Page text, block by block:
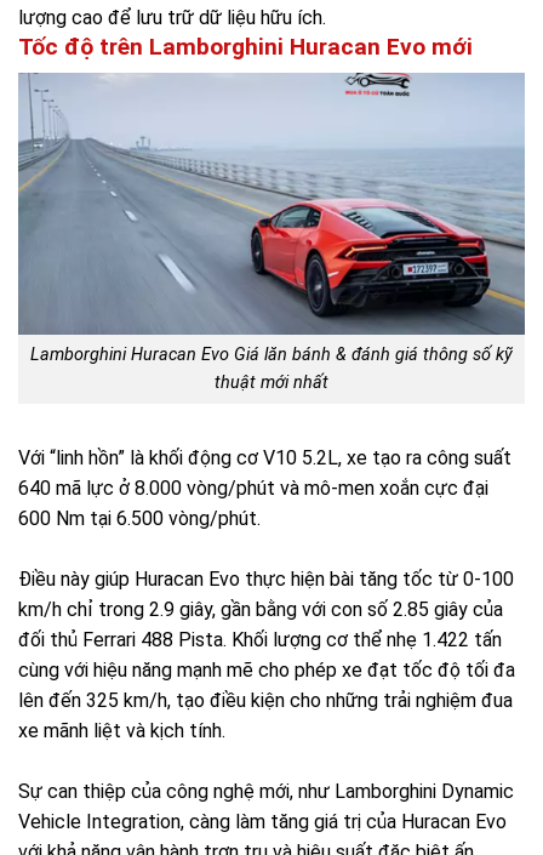
lượng cao để lưu trữ dữ liệu hữu ích.
Tốc độ trên Lamborghini Huracan Evo mới
Lamborghini Huracan Evo Giá lăn bánh & đánh giá thông số kỹ
thuật mới nhất
Với “linh hồn” là khối động cơ V10 5.2L, xe tạo ra công suất
640 mã lực ở 8.000 vòng/phút và mô-men xoắn cực đại
600 Nm tại 6.500 vòng/phút.
Điều này giúp Huracan Evo thực hiện bài tăng tốc từ 0-100
km/h chỉ trong 2.9 giây, gần bằng với con số 2.85 giây của
đối thủ Ferrari 488 Pista. Khối lượng cơ thể nhẹ 1.422 tấn
cùng với hiệu năng mạnh mẽ cho phép xe đạt tốc độ tối đa
lên đến 325 km/h, tạo điều kiện cho những trải nghiệm đua
xe mãnh liệt và kịch tính.
Sự can thiệp của công nghệ mới, như Lamborghini Dynamic
Vehicle Integration, càng làm tăng giá trị của Huracan Evo